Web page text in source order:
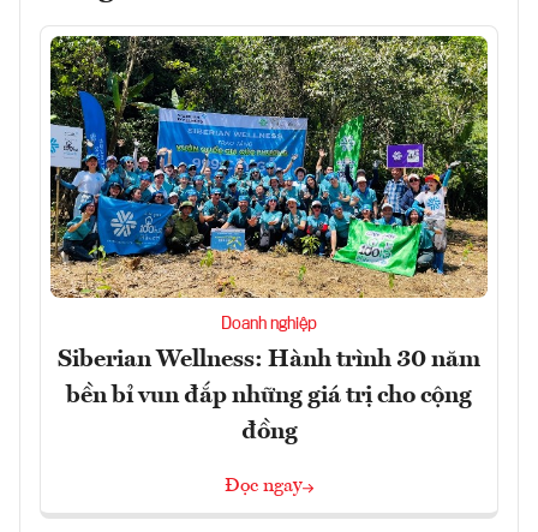
Doanh nghiệp
Siberian Wellness: Hành trình 30 năm
bền bỉ vun đắp những giá trị cho cộng
đồng
Đọc ngay